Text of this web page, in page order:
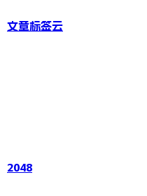
文章标签云
2048